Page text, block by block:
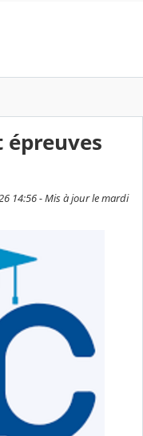
épreuves
14:56 - Mis à jour le mardi